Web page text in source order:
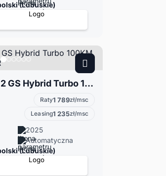
(Lubuskie)
Opel Corsa F 1.2 GS Hybrid Turbo 100KM eDCT6 | 691016 SR
Raty1 789zł/msc
Leasing1 235zł/msc
2025
Automatyczna
(Lubuskie)